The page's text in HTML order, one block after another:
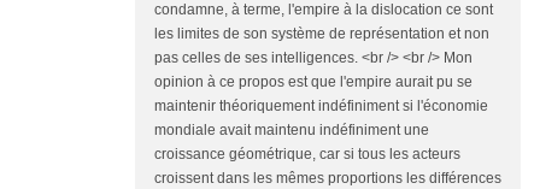
condamne, à terme, l'empire à la dislocation ce sont
les limites de son système de représentation et non
pas celles de ses intelligences. <br /> <br /> Mon
opinion à ce propos est que l'empire aurait pu se
maintenir théoriquement indéfiniment si l'économie
mondiale avait maintenu indéfiniment une
croissance géométrique, car si tous les acteurs
croissent dans les mêmes proportions les différences